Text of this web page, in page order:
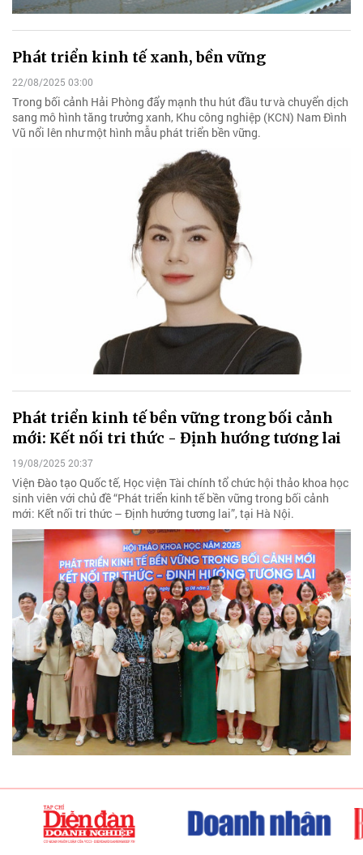
Phát triển kinh tế xanh, bền vững
22/08/2025 03:00
Trong bối cảnh Hải Phòng đẩy mạnh thu hút đầu tư và chuyển dịch
sang mô hình tăng trưởng xanh, Khu công nghiệp (KCN) Nam Đình
Vũ nổi lên như một hình mẫu phát triển bền vững.
Phát triển kinh tế bền vững trong bối cảnh
mới: Kết nối tri thức - Định hướng tương lai
19/08/2025 20:37
Viện Đào tạo Quốc tế, Học viện Tài chính tổ chức hội thảo khoa học
sinh viên với chủ đề “Phát triển kinh tế bền vững trong bối cảnh
mới: Kết nối tri thức – Định hướng tương lai”, tại Hà Nội.